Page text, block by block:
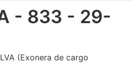
- 833 - 29-
(Exonera de cargo